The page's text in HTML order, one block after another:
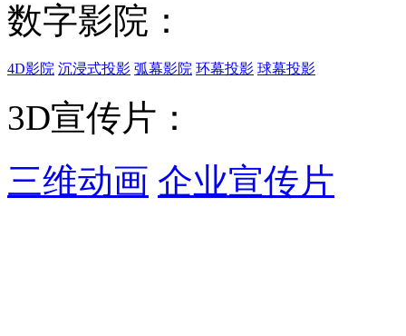
数字影院：
4D影院 沉浸式投影 弧幕影院 环幕投影 球幕投影
3D宣传片：
三维动画 企业宣传片